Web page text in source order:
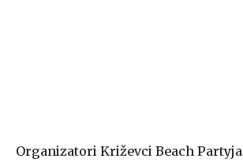
Organizatori Križevci Beach